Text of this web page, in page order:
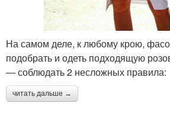
На самом деле, к любому крою,
подобрать и одеть подходящую
— соблюдать 2 несложных правила:
читать дальше →